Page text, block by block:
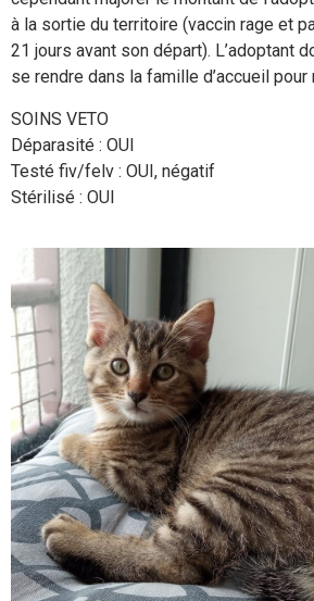
à la sortie du territoire (vaccin rage et
21 jours avant son départ). L’adoptant
se rendre dans la famille d’accueil pour
SOINS VETO
Déparasité : OUI
Testé fiv/felv : OUI, négatif
Stérilisé : OUI